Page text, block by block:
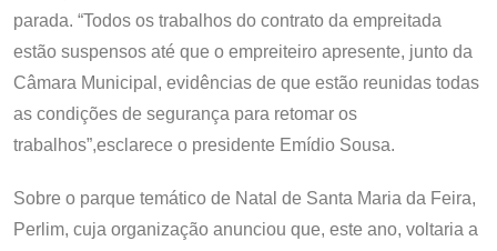
parada. “Todos os trabalhos do contrato da empreitada
estão suspensos até que o empreiteiro apresente, junto da
Câmara Municipal, evidências de que estão reunidas todas
as condições de segurança para retomar os
trabalhos”,esclarece o presidente Emídio Sousa.
Sobre o parque temático de Natal de Santa Maria da Feira,
Perlim, cuja organização anunciou que, este ano, voltaria a